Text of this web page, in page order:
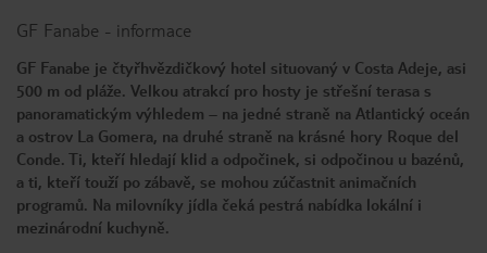
GF Fanabe - informace
GF Fanabe je čtyřhvězdičkový hotel situovaný v Costa Adeje, asi
500 m od pláže. Velkou atrakcí pro hosty je střešní terasa s
panoramatickým výhledem – na jedné straně na Atlantický oceán
a ostrov La Gomera, na druhé straně na krásné hory Roque del
Conde. Ti, kteří hledají klid a odpočinek, si odpočinou u bazénů,
a ti, kteří touží po zábavě, se mohou zúčastnit animačních
programů. Na milovníky jídla čeká pestrá nabídka lokální i
mezinárodní kuchyně.